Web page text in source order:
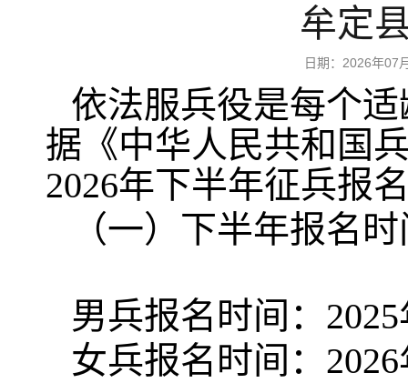
牟定
日期：2026年
依法服兵役是每个
据《中华人民共和国
2026年下半年征兵报
（一）下半年报名
男兵报名时间：
女兵报名时间：